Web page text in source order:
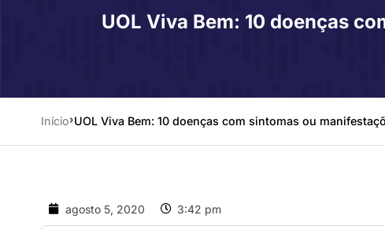
UOL Viva Bem: 10 doenças
Início UOL Viva Bem: 10 doenças com sintomas ou
agosto 5, 2020 3:42 pm